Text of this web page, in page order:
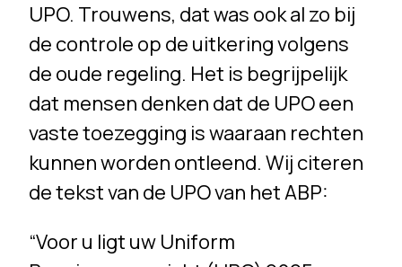
UPO. Trouwens, dat was ook al zo bij
de controle op de uitkering volgens
de oude regeling. Het is begrijpelijk
dat mensen denken dat de UPO een
vaste toezegging is waaraan rechten
kunnen worden ontleend. Wij citeren
de tekst van de UPO van het ABP:
“Voor u ligt uw Uniform